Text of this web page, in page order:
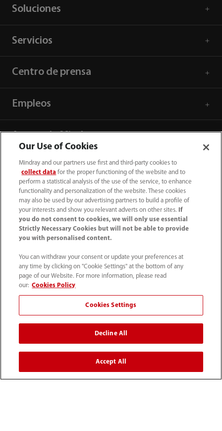
Soluciones
Servicios
Centro de prensa
Empleos
Acerca de Mindray
Información de contacto
52 55 5661 9450
Condiciones de uso｜Mapa del sitio｜Aviso cookies｜
Línea de atención telefónica
Contáctenos
Our Use of Cookies
Mindray and our partners use first and third-party cookies to
collect data for the proper functioning of the website and to
perform a statistical analysis of the use of the service, to enhance
functionality and personalization of the website. These cookies
may also be used by our advertising partners to build a profile of
your interests and show you relevant adverts on other sites.
If
you do not consent to cookies, we will only use essential
Strictly Necessary Cookies but will not be able to provide
you with personalised content.
You can withdraw your consent or update your preferences at
any time by clicking on "Cookie Settings" at the bottom of any
page of our Website. For more information, please read
our: Cookies Policy
Cookies Settings
Decline All
Accept All